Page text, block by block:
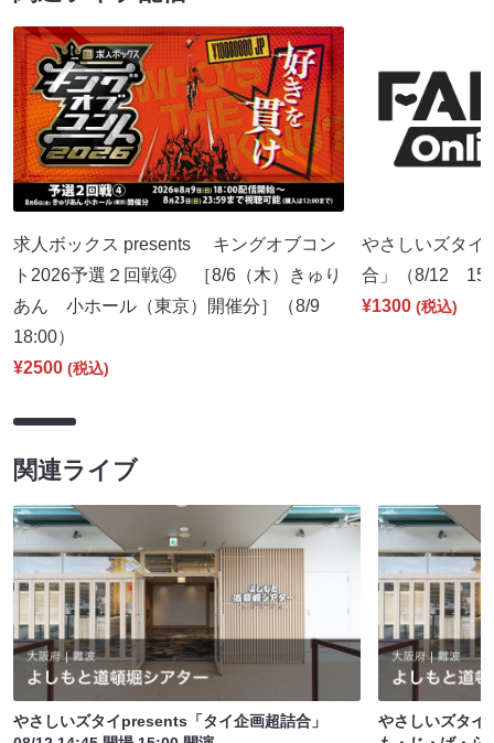
求人ボックス presents キングオブコン
ト2026予選２回戦④ ［8/6（木）きゅり
あん 小ホール（東京）開催分］（8/9
18:00）
¥2500 (税込)
やさしいズタイ
合」（8/12
¥1300 (税込)
関連ライブ
やさしいズタイpresents「タイ企画超詰合」
やさしいズタイ